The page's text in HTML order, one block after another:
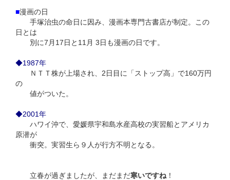
■漫画の日
手塚治虫の命日に因み、漫画本専門古書店が制定。この
日とは
別に7月17日と11月 3日も漫画の日です。
◆1987年
ＮＴＴ株が上場され、2日目に「ストップ高」で160万円
の
値がついた。
◆2001年
ハワイ沖で、愛媛県宇和島水産高校の実習船とアメリカ
原潜が
衝突。実習生ら９人が行方不明となる。
立春が過ぎましたが、まだまだ寒いですね ！